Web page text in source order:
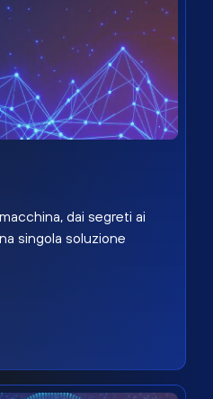
dai segreti ai
singola soluzione